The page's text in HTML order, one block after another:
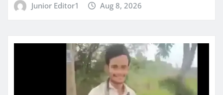
Junior Editor1 Aug 8, 2026